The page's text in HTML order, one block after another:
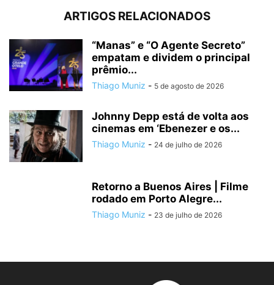
ARTIGOS RELACIONADOS
“Manas” e “O Agente Secreto”
empatam e dividem o principal
prêmio...
Thiago Muniz - 5 de agosto de 2026
Johnny Depp está de volta aos
cinemas em ‘Ebenezer e os...
Thiago Muniz - 24 de julho de 2026
Retorno a Buenos Aires | Filme
rodado em Porto Alegre...
Thiago Muniz - 23 de julho de 2026